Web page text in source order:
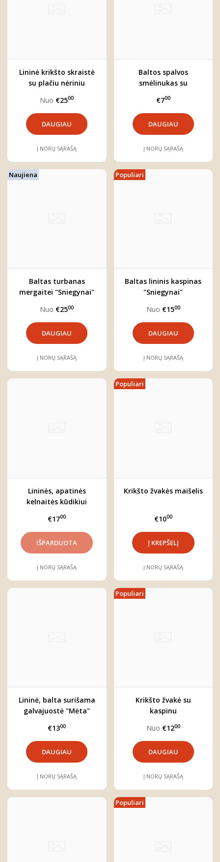
Lininė krikšto skraistė
su plačiu nėriniu
Nuo €2500
DAUGIAU
Į NORŲ SĄRAŠĄ
Baltos spalvos
smėlinukas su
€700
DAUGIAU
Į NORŲ SĄRAŠĄ
Naujiena
Baltas turbanas
mergaitei "Sniegynai"
Nuo €2500
DAUGIAU
Į NORŲ SĄRAŠĄ
Populiari
Baltas lininis kaspinas
"Sniegynai"
Nuo €1500
DAUGIAU
Į NORŲ SĄRAŠĄ
Lininės, apatinės
kelnaitės kūdikiui
€1700
Į NORŲ SĄRAŠĄ
Populiari
Krikšto žvakės maišelis
€1000
Į NORŲ SĄRAŠĄ
Lininė, balta surišama
galvajuostė "Mėta"
€1300
DAUGIAU
Į NORŲ SĄRAŠĄ
Populiari
Krikšto žvakė su
kaspinu
Nuo €1200
DAUGIAU
Į NORŲ SĄRAŠĄ
Populiari